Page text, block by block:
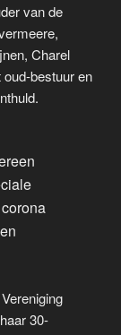
van de
Charel
bestuur en
30-